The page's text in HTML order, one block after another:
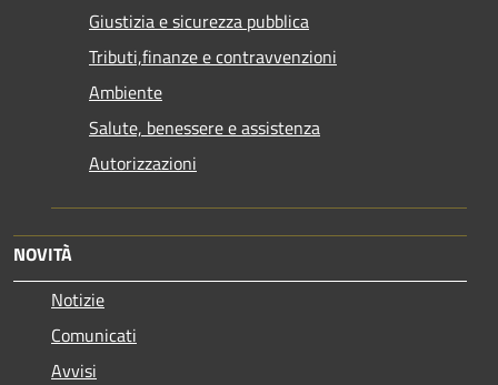
Giustizia e sicurezza pubblica
Tributi,finanze e contravvenzioni
Ambiente
Salute, benessere e assistenza
Autorizzazioni
NOVITÀ
Notizie
Comunicati
Avvisi